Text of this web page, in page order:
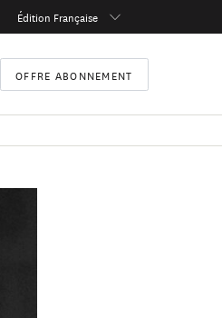
Édition Française
OFFRE ABONNEMENT